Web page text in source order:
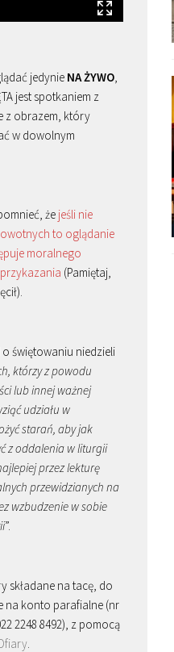
jedynie NA ŻYWO,
jest spotkaniem z
z obrazem, który
w dowolnym
że jeśli nie
to oglądanie
moralnego
(Pamiętaj,
o świętowaniu niedzieli
którzy z powodu
lub innej ważnej
udziału w
starań, aby jak
z oddalenia w liturgii
przez lekturę
przewidzianych na
wzbudzenie w sobie
”.
składane na tacę, do
na konto parafialne (nr
2248 8492), z pomocą
.